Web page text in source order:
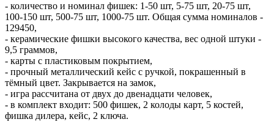
- количество и номинал фишек: 1-50 шт, 5-75 шт, 20-75 шт,
100-150 шт, 500-75 шт, 1000-75 шт. Общая сумма номиналов -
129450,
- керамические фишки высокого качества, вес одной штуки -
9,5 граммов,
- карты с пластиковым покрытием,
- прочный металлический кейс с ручкой, покрашенный в
тёмный цвет. Закрывается на замок,
- игра рассчитана от двух до двенадцати человек,
- в комплект входит: 500 фишек, 2 колоды карт, 5 костей,
фишка дилера, кейс, 2 ключа.